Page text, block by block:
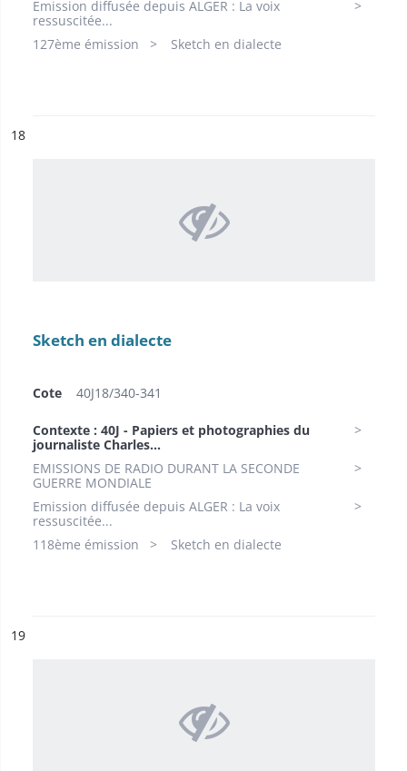
Emission diffusée depuis ALGER : La voix
ressuscitée...
127ème émission
Sketch en dialecte
n°
18
Sketch en dialecte
Cote 40J18/340-341
Contexte : 40J - Papiers et photographies du
journaliste Charles...
EMISSIONS DE RADIO DURANT LA SECONDE
GUERRE MONDIALE
Emission diffusée depuis ALGER : La voix
ressuscitée...
118ème émission
Sketch en dialecte
n°
19